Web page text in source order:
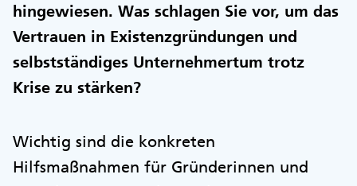
hingewiesen. Was schlagen Sie vor, um das
Vertrauen in Existenzgründungen und
selbstständiges Unternehmertum trotz
Krise zu stärken?
Wichtig sind die konkreten
Hilfsmaßnahmen für Gründerinnen und